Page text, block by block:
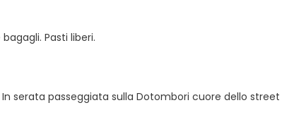
Pasti liberi.
serata passeggiata sulla Dotombori cuore dello street